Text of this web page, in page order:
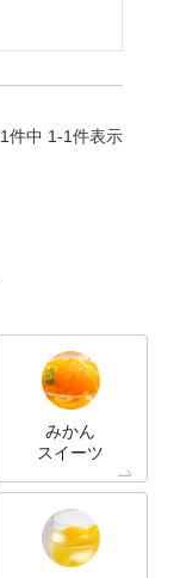
1件中 1-1件表示
みかん
スイーツ